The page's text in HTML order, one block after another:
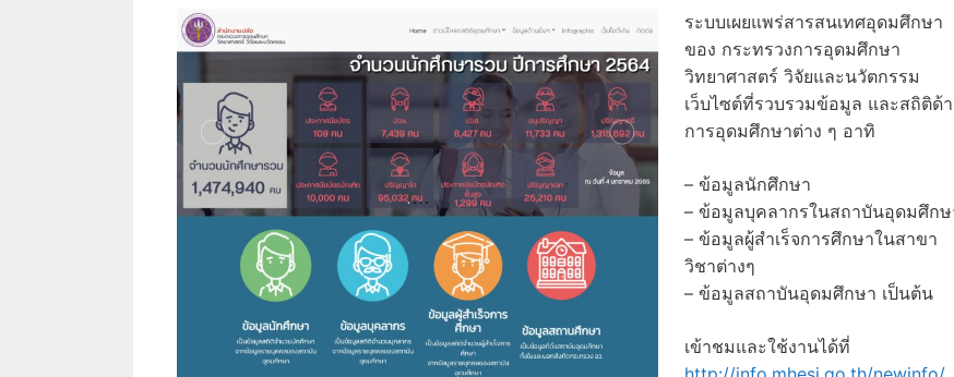
ระบบเผยแพร่สารสนเทศอุดมศึกษา
ของ กระทรวงการอุดมศึกษา
วิทยาศาสตร์ วิจัยและนวัตกรรม
เว็บไซต์ที่รวบรวมข้อมูล และสถิติด้
การอุดมศึกษาต่าง ๆ อาทิ
– ข้อมูลนักศึกษา
– ข้อมูลบุคลากรในสถาบันอุดมศึกษ
– ข้อมูลผู้สำเร็จการศึกษาในสาขา
วิชาต่างๆ
– ข้อมูลสถาบันอุดมศึกษา เป็นต้น
เข้าชมและใช้งานได้ที่